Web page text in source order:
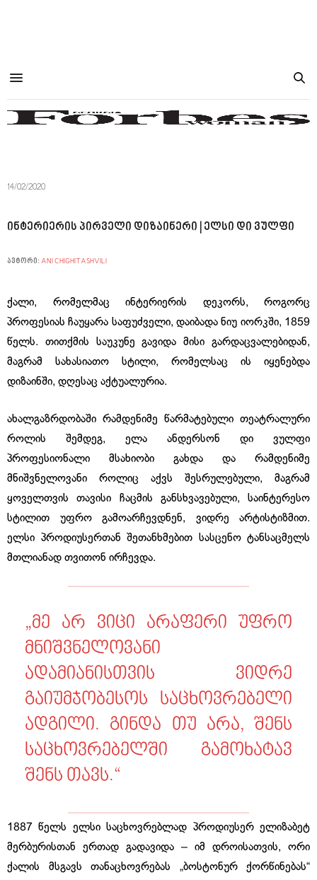
14/02/2020
ინტერიერის პირველი დიზაინერი | ელსი დი ვულფი
ავტორი: ANI CHIGHITASHVILI
ქალი, რომელმაც ინტერიერის დეკორს, როგორც
პროფესიას ჩაუყარა საფუძველი, დაიბადა ნიუ იორკში, 1859
წელს. თითქმის საუკუნე გავიდა მისი გარდაცვალებიდან,
მაგრამ სახასიათო სტილი, რომელსაც ის იყენებდა
დიზაინში, დღესაც აქტუალურია.
ახალგაზრდობაში რამდენიმე წარმატებული თეატრალური
როლის შემდეგ, ელა ანდერსონ დი ვულფი
პროფესიონალი მსახიობი გახდა და რამდენიმე
მნიშვნელოვანი როლიც აქვს შესრულებული, მაგრამ
ყოველთვის თავისი ჩაცმის განსხვავებული, საინტერესო
სტილით უფრო გამოარჩევდნენ, ვიდრე არტისტიზმით.
ელსი პროდიუსერთან შეთანხმებით სასცენო ტანსაცმელს
მთლიანად თვითონ ირჩევდა.
„მე არ ვიცი არაფერი უფრო
მნიშვნელოვანი
ადამიანისთვის ვიდრე
გაიუმჯობესოს საცხოვრებელი
ადგილი. გინდა თუ არა, შენს
საცხოვრებელში გამოხატავ
შენს თავს.“
1887 წელს ელსი საცხოვრებლად პროდიუსერ ელიზაბეტ
მერბურისთან ერთად გადავიდა – იმ დროისათვის, ორი
ქალის მსგავს თანაცხოვრებას „ბოსტონურ ქორწინებას“